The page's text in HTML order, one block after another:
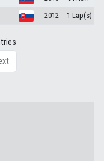
2012 -1 Lap(s)